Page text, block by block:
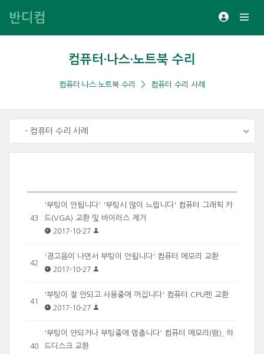
반디컴
컴퓨터·나스·노트북 수리
컴퓨터·나스·노트북 수리 컴퓨터 수리 사례
- 컴퓨터 수리 사례
43
'부팅이 안됩니다' '부팅시 많이 느립니다' 컴퓨터 그래픽 카
드(VGA) 교환 및 바이러스 제거
2017-10-27
42
'경고음이 나면서 부팅이 안됩니다' 컴퓨터 메모리 교환
2017-10-27
41
'부팅이 잘 안되고 사용중에 꺼집니다' 컴퓨터 CPU펜 교환
2017-10-27
40
'부팅이 안되거나 부팅중에 멈춥니다' 컴퓨터 메모리(램), 하
드디스크 교환